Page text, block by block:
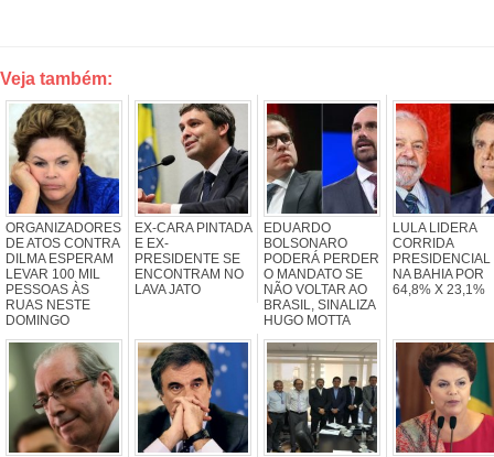
Veja também:
ORGANIZADORES
DE ATOS CONTRA
DILMA ESPERAM
LEVAR 100 MIL
PESSOAS ÀS
RUAS NESTE
DOMINGO
EX-CARA PINTADA
E EX-
PRESIDENTE SE
ENCONTRAM NO
LAVA JATO
EDUARDO
BOLSONARO
PODERÁ PERDER
O MANDATO SE
NÃO VOLTAR AO
BRASIL, SINALIZA
HUGO MOTTA
LULA LIDERA
CORRIDA
PRESIDENCIAL
NA BAHIA POR
64,8% X 23,1%